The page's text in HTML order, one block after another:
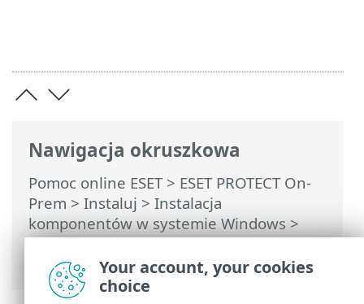
Nawigacja okruszkowa
Pomoc online ESET> ESET PROTECT On-
Prem > Instaluj > Instalacja
komponentów w systemie Windows>
Instalacja narzędzia RD Sensor —
Windows
Your account, your cookies
choice